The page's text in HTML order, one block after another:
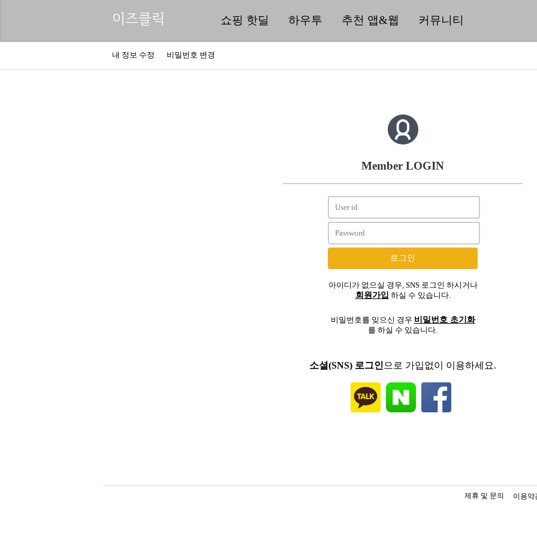
이즈클릭 쇼핑 핫딜 하우투 추천 앱&웹 커뮤니티
내 정보 수정 비밀번호 변경
Member LOGIN
아이디가 없으실 경우, SNS 로그인 하시거나
회원가입 하실 수 있습니다.
비밀번호를 잊으신 경우 비밀번호 초기화
를 하실 수 있습니다.
소셜(SNS) 로그인 으로 가입없이 이용하세요.
이용약
제휴 및 문의